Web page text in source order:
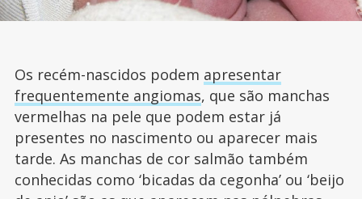
Os recém-nascidos podem apresentar
frequentemente angiomas, que são manchas
vermelhas na pele que podem estar já
presentes no nascimento ou aparecer mais
tarde. As manchas de cor salmão também
conhecidas como ‘bicadas da cegonha’ ou ‘beijo